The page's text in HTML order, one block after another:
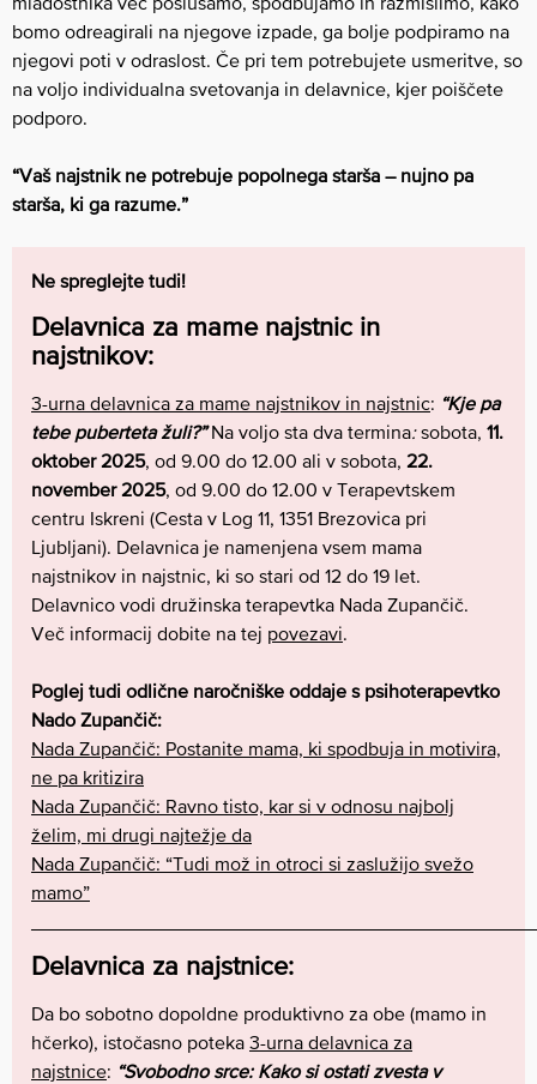
bomo odreagirali na njegove izpade, ga bolje podpiramo na
njegovi poti v odraslost. Če pri tem potrebujete usmeritve, so
na voljo individualna svetovanja in delavnice, kjer poiščete
podporo.
“Vaš najstnik ne potrebuje popolnega starša – nujno pa
starša, ki ga razume.”
Ne spreglejte tudi!
Delavnica za mame najstnic in
najstnikov:
3-urna delavnica za mame najstnikov in najstnic: “Kje pa
tebe puberteta žuli?”Na voljo sta dva termina:sobota, 11.
oktober 2025, od 9.00 do 12.00 ali v sobota, 22.
november 2025, od 9.00 do 12.00 v Terapevtskem
centru Iskreni (Cesta v Log 11, 1351 Brezovica pri
Ljubljani). Delavnica je namenjena vsem mama
najstnikov in najstnic, ki so stari od 12 do 19 let.
Delavnico vodi družinska terapevtka Nada Zupančič.
Več informacij dobite na tej povezavi.
Poglej tudi odlične naročniške oddaje s psihoterapevtko
Nado Zupančič:
Nada Zupančič: Postanite mama, ki spodbuja in motivira,
ne pa kritizira
Nada Zupančič: Ravno tisto, kar si v odnosu najbolj
želim, mi drugi najtežje da
Nada Zupančič: “Tudi mož in otroci si zaslužijo svežo
mamo”
Delavnica za najstnice:
Da bo sobotno dopoldne produktivno za obe (mamo in
hčerko), istočasno poteka 3-urna delavnica za
najstnice: “Svobodno srce: Kako si ostati zvesta v